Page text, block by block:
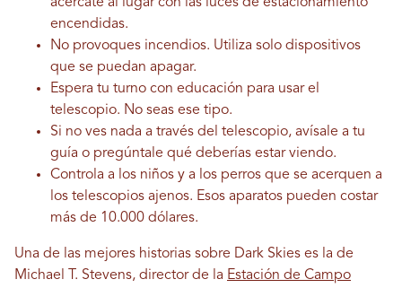
encendidas.
No provoques incendios. Utiliza solo dispositivos
que se puedan apagar.
Espera tu turno con educación para usar el
telescopio. No seas ese tipo.
Si no ves nada a través del telescopio, avísale a tu
guía o pregúntale qué deberías estar viendo.
Controla a los niños y a los perros que se acerquen a
los telescopios ajenos. Esos aparatos pueden costar
más de 10.000 dólares.
Una de las mejores historias sobre Dark Skies es la de
Michael T. Stevens, director de la Estación de Campo